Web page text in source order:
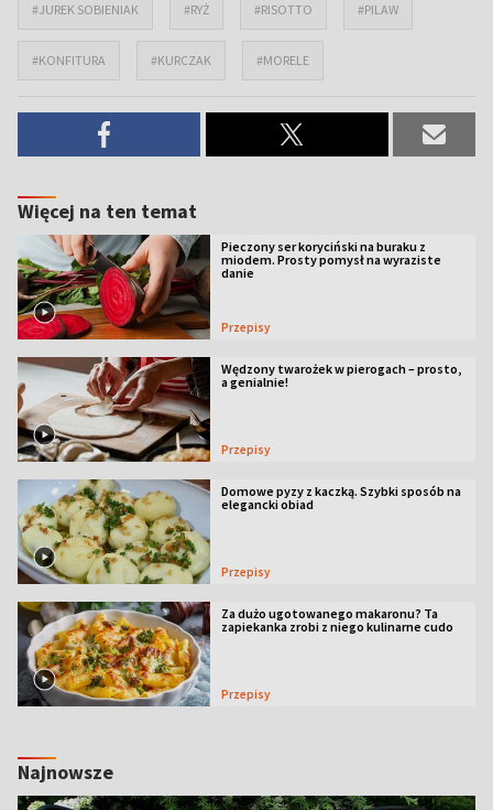
#JUREK SOBIENIAK #RYŻ #RISOTTO #PILAW
#KONFITURA #KURCZAK #MORELE
Więcej na ten temat
Pieczony ser koryciński na buraku z
miodem. Prosty pomysł na wyraziste
danie
Przepisy
Wędzony twarożek w pierogach – prosto,
a genialnie!
Przepisy
Domowe pyzy z kaczką. Szybki sposób na
elegancki obiad
Przepisy
Za dużo ugotowanego makaronu? Ta
zapiekanka zrobi z niego kulinarne cudo
Przepisy
Najnowsze